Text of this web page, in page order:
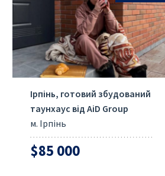
Ірпінь, готовий збудований
таунхаус від AiD Group
м. Ірпінь
$85 000